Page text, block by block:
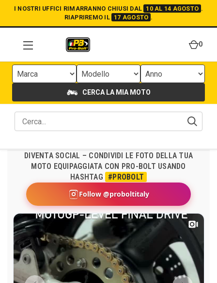
I NOSTRI UFFICI RIMARRANNO CHIUSI DAL 10 AL 14 AGOSTO .
RIAPRIREMO IL 17 AGOSTO .
0
CERCA LA MIA MOTO
DIVENTA SOCIAL – CONDIVIDI LE FOTO DELLA TUA
MOTO EQUIPAGGIATA CON PRO-BOLT USANDO
HASHTAG
#PROBOLT
Follow @proboltitaly